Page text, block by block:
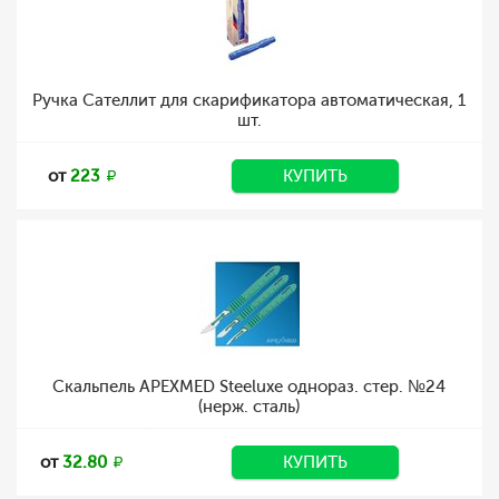
Ручка Сателлит для скарификатора автоматическая, 1
шт.
от223 КУПИТЬ
Скальпель APEXMED Steeluxe однораз. стер. №24
(нерж. сталь)
от32.80 КУПИТЬ